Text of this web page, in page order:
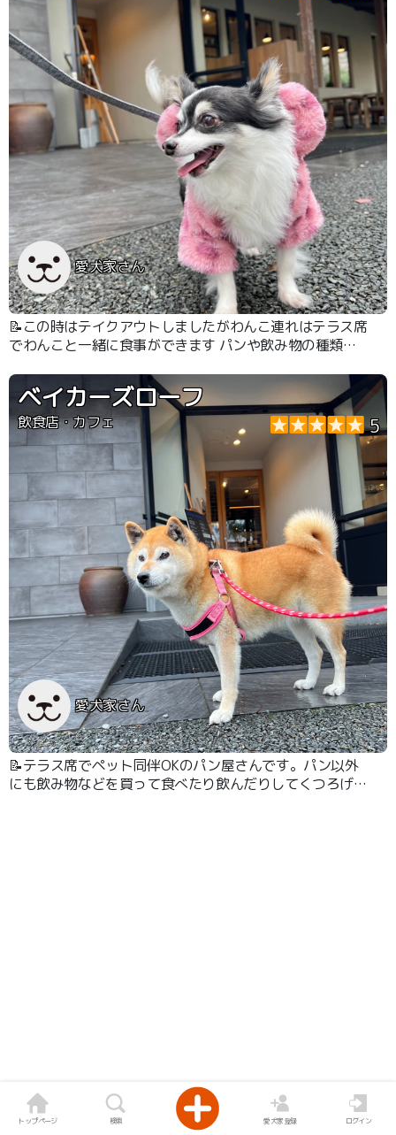
愛犬家さん
📝この時はテイクアウトしましたがわんこ連れはテラス席
でわんこと一緒に食事ができます パンや飲み物の種類も
ベイカーズローフ
飲食店・カフェ 5
愛犬家さん
📝テラス席でペット同伴OKのパン屋さんです。パン以外
にも飲み物などを買って食べたり飲んだりしてくつろげま
トップページ 検索 愛犬家登録 ログイン